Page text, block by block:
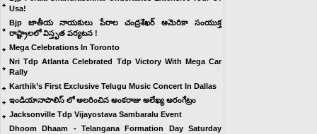
Usa!
Bjp జాతీయ నాయకులు పేరాల చంద్రశేఖర్ అమెరికా సంయుక్త
రాష్ట్రాలలో విస్తృత పర్యటన !
Mega Celebrations In Toronto
Nri Tdp Atlanta Celebrated Tdp Victory With Mega Car
Rally
Karthik’s First Exclusive Telugu Music Concert In Dallas
ఇండియానాపొలిస్ లో అలరించిన అంకరాజు అలేఖ్య అరంగేట్రం
Jacksonville Tdp Vijayostava Sambaralu Event
Dhoom Dhaam - Telangana Formation Day Saturday